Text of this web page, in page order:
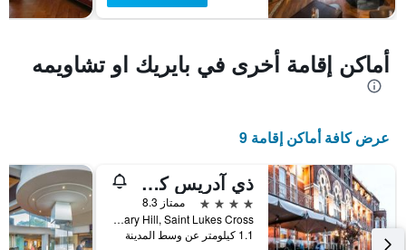
أماكن إقامة أخرى في بايريك او تشاويمه
عرض كافة أماكن إقامة 9
ذي آدريس كورك
4 نجوم
ممتاز 8.3
Military Hill, Saint Lukes Cross, كورك, أيرلندا
1.1 كيلومتر عن وسط المدينة